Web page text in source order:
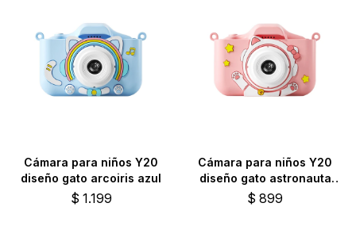
Cámara para niños Y20
diseño gato arcoiris azul
$ 1.199
Cámara para niños Y20
diseño gato astronauta
color rosa
$ 899